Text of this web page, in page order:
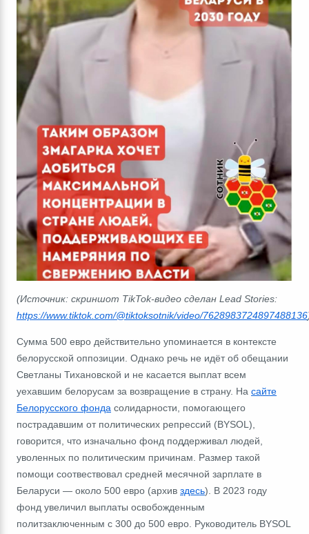
(Источник: скриншот TikTok-видео сделан Lead Stories:
https://www.tiktok.com/@tiktoksotnik/video/7628983724897488136
Сумма 500 евро действительно упоминается в контексте
белорусской оппозиции. Однако речь не идёт об обещании
Светланы Тихановской и не касается выплат всем
уехавшим белорусам за возвращение в страну. На сайте
Белорусского фонда солидарности, помогающего
пострадавшим от политических репрессий (BYSOL),
говорится, что изначально фонд поддерживал людей,
уволенных по политическим причинам. Размер такой
помощи соотвествовал средней месячной зарплате в
Беларуси ― около 500 евро (архив здесь). В 2023 году
фонд увеличил выплаты освобожденным
политзаключенным с 300 до 500 евро. Руководитель BYSOL